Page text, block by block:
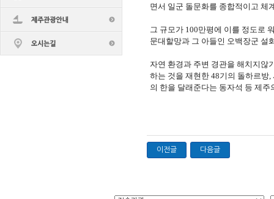
면서 일군 돌문화를 종합적이고 체
그 규모가 100만평에 이를 정도로
문대할망과 그 아들인 오백장군 설
자연 환경과 주변 경관을 해치지않
하는 것을 재현한 48기의 돌하르방
의 한을 달래준다는 동자석 등 제
이전글 다음글